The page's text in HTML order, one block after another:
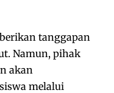
tanggapan
Namun, pihak
akan
melalui